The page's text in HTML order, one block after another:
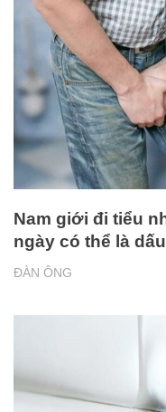
ĐÀN ÔNG
Nam giới đi tiểu
ngày có thể là dấu